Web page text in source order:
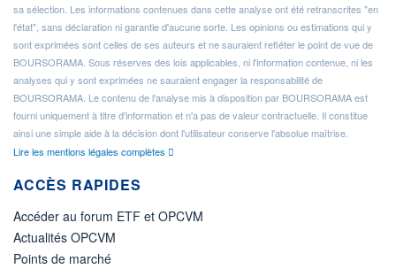
sa sélection. Les informations contenues dans cette analyse ont été retranscrites "en
l'état", sans déclaration ni garantie d'aucune sorte. Les opinions ou estimations qui y
sont exprimées sont celles de ses auteurs et ne sauraient refléter le point de vue de
BOURSORAMA. Sous réserves des lois applicables, ni l'information contenue, ni les
analyses qui y sont exprimées ne sauraient engager la responsabilité de
BOURSORAMA. Le contenu de l'analyse mis à disposition par BOURSORAMA est
fourni uniquement à titre d'information et n'a pas de valeur contractuelle. Il constitue
ainsi une simple aide à la décision dont l'utilisateur conserve l'absolue maîtrise.
Lire les mentions légales complètes
ACCÈS RAPIDES
Accéder au forum ETF et OPCVM
Actualités OPCVM
Points de marché